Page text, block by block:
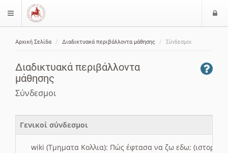
$langMenu
Αρχική Σελίδα Διαδικτυακά περιβάλλοντα μάθησης Σύνδεσμοι
Διαδικτυακά περιβάλλοντα
μάθησης
Σύνδεσμοι
Γενικοί σύνδεσμοι
wiki (Τμηματα Κολλια): Πώς έφτασα να ζω εδω; (ιστορια)